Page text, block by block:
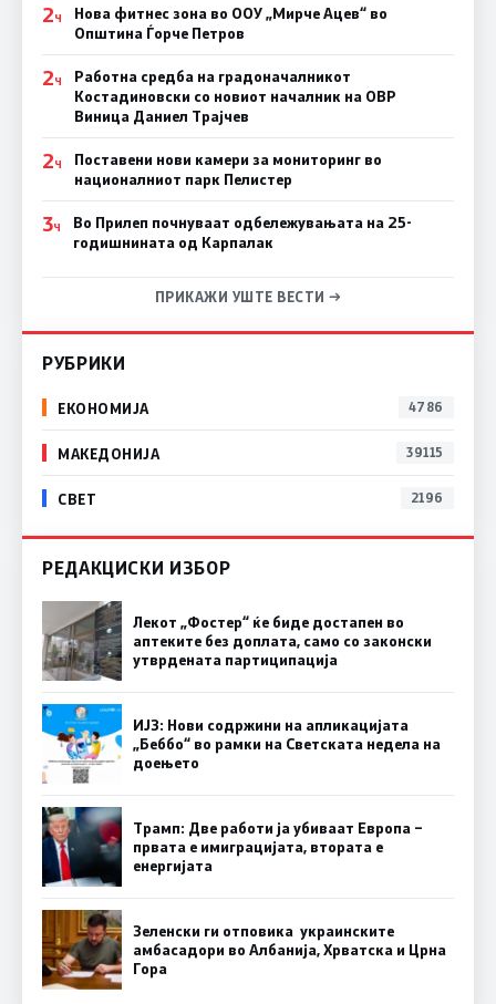
2Ч
Нова фитнес зона во ООУ „Мирче Ацев“ во
Општина Ѓорче Петров
2Ч
Работна средба на градоначалникот
Костадиновски со новиот началник на ОВР
Виница Даниел Трајчев
2Ч
Поставени нови камери за мониторинг во
националниот парк Пелистер
3Ч
Во Прилеп почнуваат одбележувањата на 25-
годишнината од Карпалак
ПРИКАЖИ УШТЕ ВЕСТИ →
РУБРИКИ
ЕКОНОМИЈА 4786
МАКЕДОНИЈА 39115
СВЕТ 2196
РЕДАКЦИСКИ ИЗБОР
Лекот „Фостер“ ќе биде достапен во
аптеките без доплата, само со законски
утврдената партиципација
ИЈЗ: Нови содржини на апликацијата
„Беббо“ во рамки на Светската недела на
доењето
Трамп: Две работи ја убиваат Европа –
првата е имиграцијата, втората е
енергијата
Зеленски ги отповика украинските
амбасадори во Албанија, Хрватска и Црна
Гора